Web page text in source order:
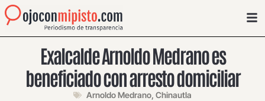
Exalcalde Arnoldo Medrano es
beneficiado con arresto domiciliar
Arnoldo Medrano, Chinautla